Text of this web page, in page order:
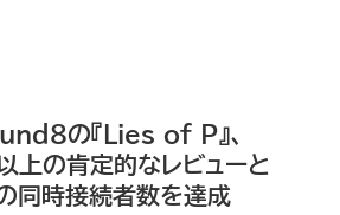
の『Lies of P』、
の肯定的なレビューと
時接続者数を達成